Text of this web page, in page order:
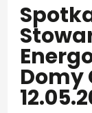
PROJEKTY
DOMY DO 35
DOMY DO 70
WIĄZARY
WSZYSTKO
DACHOWYCH
Domy